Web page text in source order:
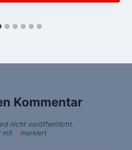
Kommentar
nicht veröffentlicht.
mit * markiert